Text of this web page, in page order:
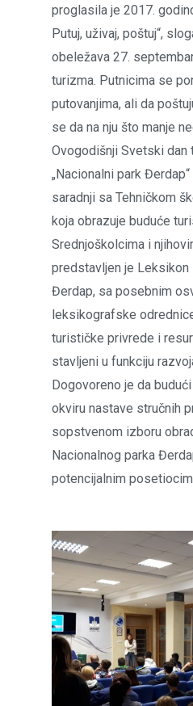
proglasila je 2017.
Putuj, uživaj, poštuj“,
obeležava 27.
turizma. Putnicima se
putovanjima, ali da
se da na nju što manje
Ovogodišnji Svetski dan
„Nacionalni park
saradnji sa Tehničkom
koja obrazuje buduće
Srednjoškolcima i
predstavljen je Leksikon
Đerdap, sa posebnim
leksikografske
turističke privrede i
stavljeni u funkciju
Dogovoreno je da
okviru nastave stručnih
sopstvenom izboru
Nacionalnog parka
potencijalnim